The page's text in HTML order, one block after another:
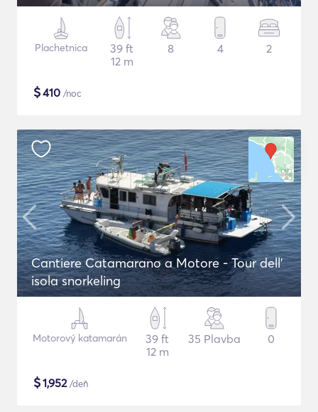
Plachetnica
39 ft
12 m
8 4 2
$410 /noc
Cantiere Catamarano a Motore - Tour dell'
isola snorkeling
Motorový katamarán
39 ft
12 m
35 Plavba 0
$1,952/deň